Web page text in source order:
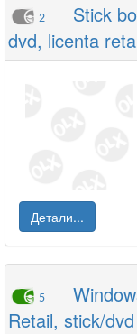
2
Stick
dvd, licenta
Детали...
5
Retail, stick/